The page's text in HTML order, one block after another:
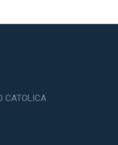
CATOLICA